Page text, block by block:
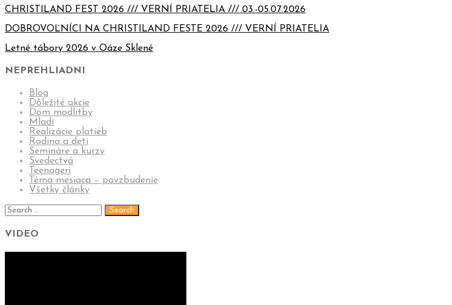
CHRISTILAND FEST 2026 /// VERNÍ PRIATELIA /// 03.-05.07.2026
DOBROVOĽNÍCI NA CHRISTILAND FESTE 2026 /// VERNÍ PRIATELIA
Letné tábory 2026 v Oáze Sklené
NEPREHLIADNI
Blog
Dôležité akcie
Dom modlitby
Mladí
Realizácie platieb
Rodina a deti
Semináre a kurzy
Svedectvá
Teenageri
Téma mesiaca – povzbudenie
Všetky články
VIDEO